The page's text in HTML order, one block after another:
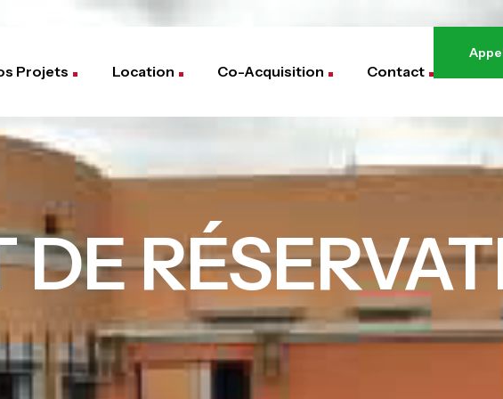
Projets Location Co-Acquisition Contact